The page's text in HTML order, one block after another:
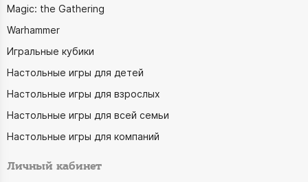
Magic: the Gathering
Warhammer
Игральные кубики
Настольные игры для детей
Настольные игры для взрослых
Настольные игры для всей семьи
Настольные игры для компаний
Личный кабинет